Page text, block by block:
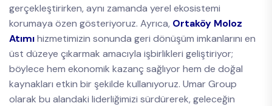
gerçekleştirirken, aynı zamanda yerel ekosistemi
korumaya özen gösteriyoruz. Ayrıca, Ortaköy Moloz
Atımıhizmetimizin sonunda geri dönüşüm imkanlarını en
üst düzeye çıkarmak amacıyla işbirlikleri geliştiriyor;
böylece hem ekonomik kazanç sağlıyor hem de doğal
kaynakları etkin bir şekilde kullanıyoruz. Umar Group
olarak bu alandaki liderliğimizi sürdürerek, geleceğin